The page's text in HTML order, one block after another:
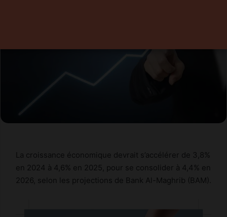
La croissance économique devrait s’accélérer de 3,8%
en 2024 à 4,6% en 2025, pour se consolider à 4,4% en
2026, selon les projections de Bank Al-Maghrib (BAM).